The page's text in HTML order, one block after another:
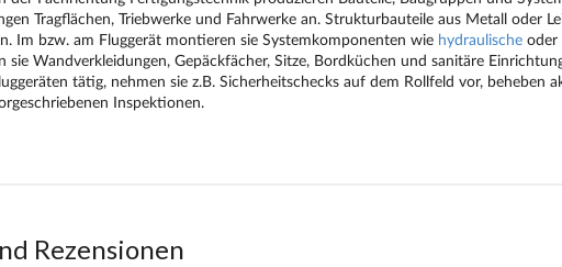
Rezensionen